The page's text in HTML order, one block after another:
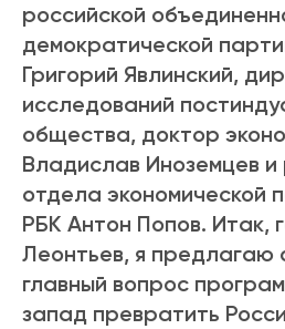
российской
демократической
Григорий Явлинский,
исследований
общества, доктор
Владислав Иноземцев
отдела экономической
РБК Антон Попов. Итак,
Леонтьев, я предлагаю
главный вопрос
запад превратить